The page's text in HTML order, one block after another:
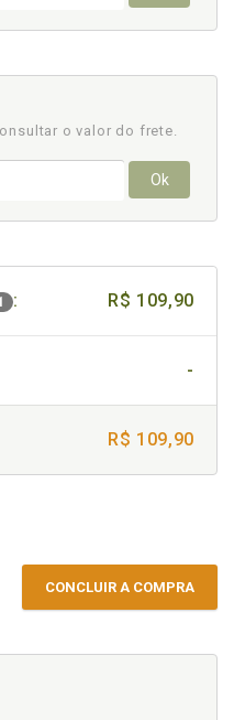
o valor do frete.
Ok
: R$ 109,90
-
R$ 109,90
CONCLUIR A COMPRA